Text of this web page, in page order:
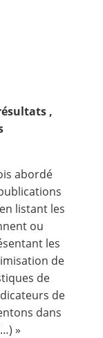
,
abordé
listant les
ou
les
de
de
de
dans
»